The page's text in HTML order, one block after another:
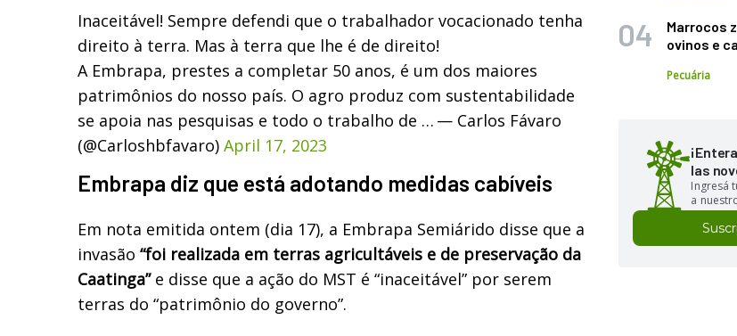
Inaceitável! Sempre defendi que o trabalhador vocacionado tenha
direito à terra. Mas à terra que lhe é de direito!
A Embrapa, prestes a completar 50 anos, é um dos maiores
patrimônios do nosso país. O agro produz com sustentabilidade
se apoia nas pesquisas e todo o trabalho de … — Carlos Fávaro
(@Carloshbfavaro) April 17, 2023
Embrapa diz que está adotando medidas cabíveis
Em nota emitida ontem (dia 17), a Embrapa Semiárido disse que a
invasão “foi realizada em terras agricultáveis e de preservação da
Caatinga”e disse que a ação do MST é “inaceitável” por serem
terras do “patrimônio do governo”.
Marrocos
ovinos e
Pecuária
las
Ingresá
a